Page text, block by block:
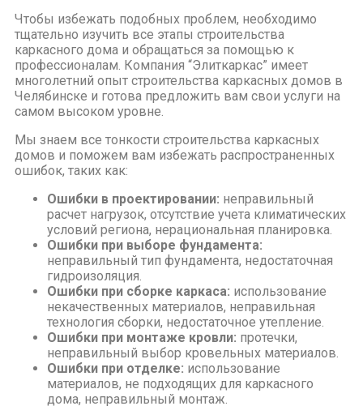
Чтобы избежать подобных проблем, необходимо
тщательно изучить все этапы строительства
каркасного дома и обращаться за помощью к
профессионалам. Компания “Элиткаркас” имеет
многолетний опыт строительства каркасных домов в
Челябинске и готова предложить вам свои услуги на
самом высоком уровне.
Мы знаем все тонкости строительства каркасных
домов и поможем вам избежать распространенных
ошибок, таких как:
Ошибки в проектировании: неправильный
расчет нагрузок, отсутствие учета климатических
условий региона, нерациональная планировка.
Ошибки при выборе фундамента:
неправильный тип фундамента, недостаточная
гидроизоляция.
Ошибки при сборке каркаса: использование
некачественных материалов, неправильная
технология сборки, недостаточное утепление.
Ошибки при монтаже кровли: протечки,
неправильный выбор кровельных материалов.
Ошибки при отделке: использование
материалов, не подходящих для каркасного
дома, неправильный монтаж.